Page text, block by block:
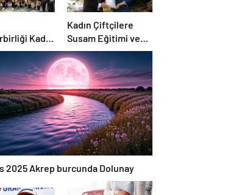
Kadın
Çeyrek
Kadın Çiftçilere
Susam Eğitimi ve
Tohum Desteği
2025 Akrep burcunda Dolunay